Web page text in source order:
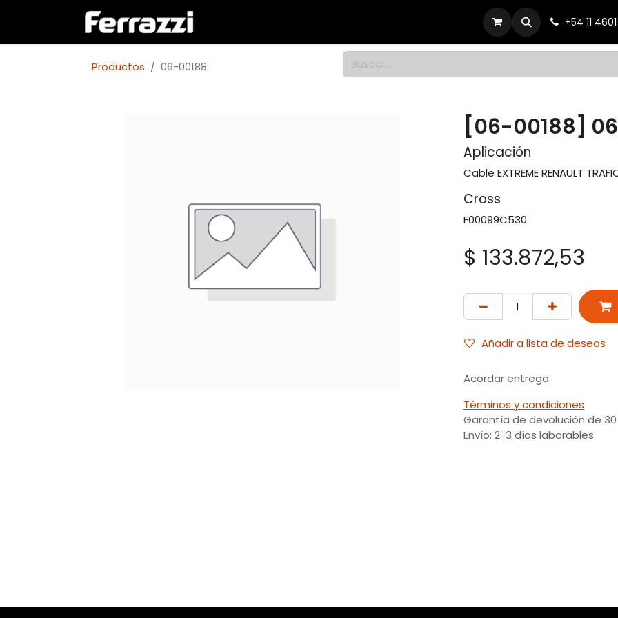
Contacto +54 11 4601
Productos 06-00188
[06-00188]
Aplicación
Cable EXTREME RENAULT
Cross
F00099C530
$ 133.872,53
Añadir a lista de deseos
Acordar entrega
Términos y condiciones
Garantía de devolución de
Envío: 2-3 días laborables